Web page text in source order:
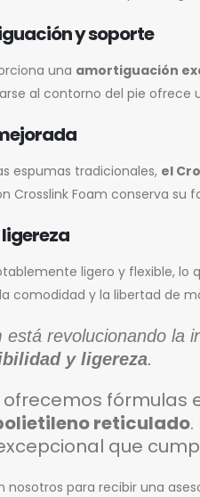
y soporte
una amortiguación
al contorno del pie ofrece
espumas tradicionales, el
Crosslink Foam conserva su
ligero y flexible, lo
comodidad y la libertad de
está revolucionando la
y ligereza.
ofrecemos fórmulas
reticulado
que
para recibir una